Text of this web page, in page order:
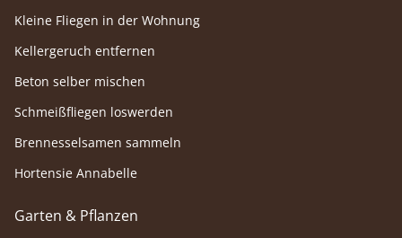
Kleine Fliegen in der Wohnung
Kellergeruch entfernen
Beton selber mischen
Schmeißfliegen loswerden
Brennesselsamen sammeln
Hortensie Annabelle
Garten & Pflanzen